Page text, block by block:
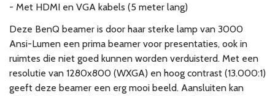
- Met HDMI en VGA kabels (5 meter lang)
Deze BenQ beamer is door haar sterke lamp van 3000
Ansi-Lumen een prima beamer voor presentaties, ook in
ruimtes die niet goed kunnen worden verduisterd. Met een
resolutie van 1280x800 (WXGA) en hoog contrast (13.000:1)
geeft deze beamer een erg mooi beeld. Aansluiten kan